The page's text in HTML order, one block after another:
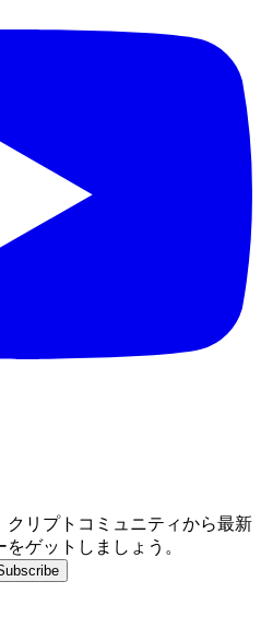
リプトコミュニティから最新
ゲットしましょう。